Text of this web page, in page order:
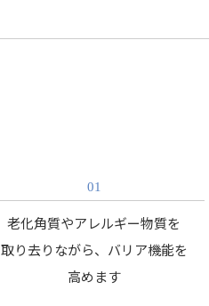
01
老化角質やアレルギー物質を
取り去りながら、バリア機能を
高めます